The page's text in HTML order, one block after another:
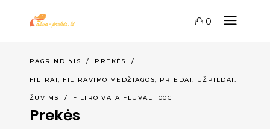
0
PAGRINDINIS / PREKĖS /
FILTRAI, FILTRAVIMO MEDŽIAGOS, PRIEDAI, UŽPILDAI ,
ŽUVIMS / FILTRO VATA FLUVAL 100G
Prekės